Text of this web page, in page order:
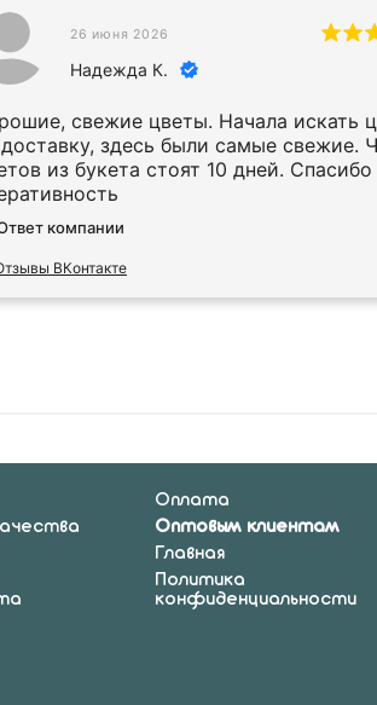
26 июня 2026
Надежда К.
свежие цветы. Начала искать
здесь были самые свежие.
из букета стоят 10 дней. Спасибо
компании
ВКонтакте
Оплата
Оптовым клиентам
Главная
Политика
конфиденциальности